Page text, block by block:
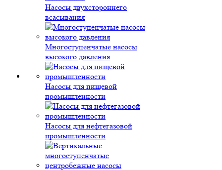
Насосы двухстороннего
всасывания
Многоступенчатые насосы
высокого давления
Насосы для пищевой
промышленности
Насосы для нефтегазовой
промышленности